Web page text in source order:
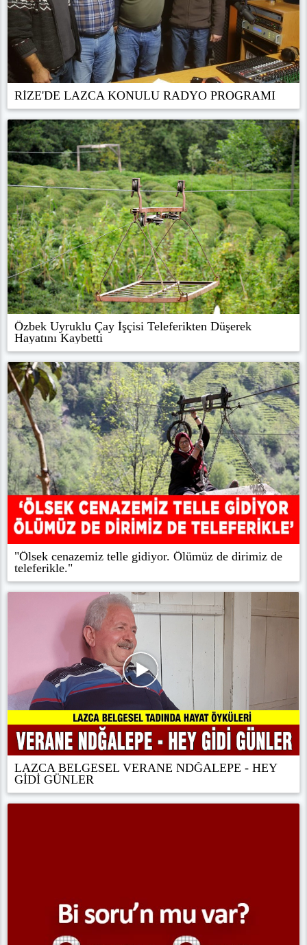
RİZE'DE LAZCA KONULU RADYO PROGRAMI
Özbek Uyruklu Çay İşçisi Teleferikten Düşerek
Hayatını Kaybetti
"Ölsek cenazemiz telle gidiyor. Ölümüz de dirimiz de
teleferikle."
LAZCA BELGESEL VERANE NDĞALEPE - HEY
GİDİ GÜNLER